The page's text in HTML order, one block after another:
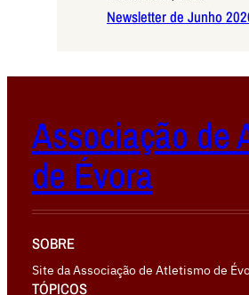
Newsletter de Junho
Associação de
de Évora
SOBRE
Site da Associação de Atletismo de
TÓPICOS